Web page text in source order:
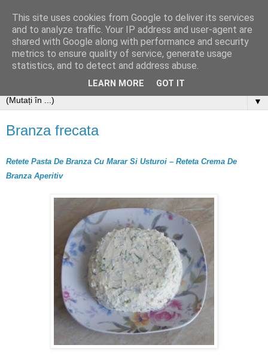
▼
Branza frecata
Retete Pasta De Branza Cu Marar Si Usturoi – Reteta Crema De
Branza Aperitiv
This site uses cookies from Google to deliver its services
and to analyze traffic. Your IP address and user-agent are
shared with Google along with performance and security
metrics to ensure quality of service, generate usage
statistics, and to detect and address abuse.
LEARN MORE GOT IT